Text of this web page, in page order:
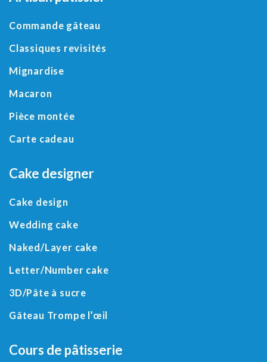
Commande gâteau
Classiques revisités
Mignardise
Macaron
Pièce montée
Carte cadeau
Cake designer
Cake design
Wedding cake
Naked/Layer cake
Letter/Number cake
3D/Pâte à sucre
Gâteau Trompe l’œil
Cours de pâtisserie